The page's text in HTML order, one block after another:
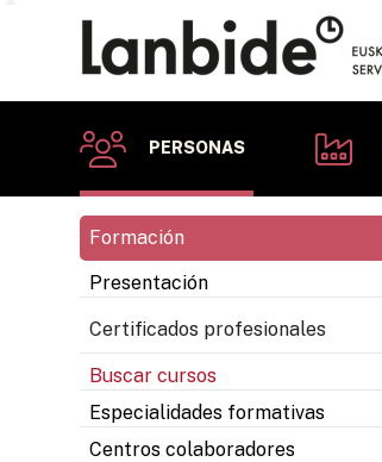
PERSONAS
Formación
Presentación
Certificados profesionales
Buscar cursos
Especialidades formativas
Centros colaboradores